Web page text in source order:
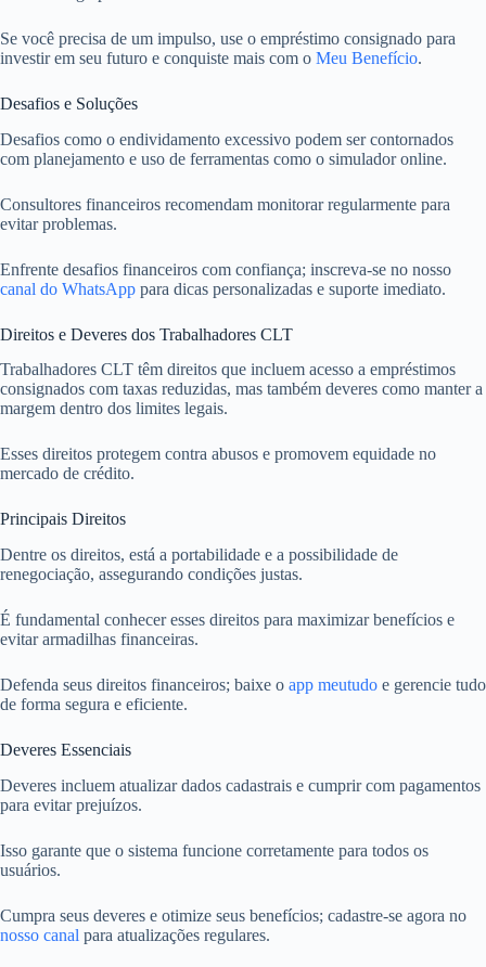
Se você precisa de um impulso, use o empréstimo consignado para
investir em seu futuro e conquiste mais com o Meu Benefício.
Desafios e Soluções
Desafios como o endividamento excessivo podem ser contornados
com planejamento e uso de ferramentas como o simulador online.
Consultores financeiros recomendam monitorar regularmente para
evitar problemas.
Enfrente desafios financeiros com confiança; inscreva-se no nosso
canal do WhatsApp para dicas personalizadas e suporte imediato.
Direitos e Deveres dos Trabalhadores CLT
Trabalhadores CLT têm direitos que incluem acesso a empréstimos
consignados com taxas reduzidas, mas também deveres como manter a
margem dentro dos limites legais.
Esses direitos protegem contra abusos e promovem equidade no
mercado de crédito.
Principais Direitos
Dentre os direitos, está a portabilidade e a possibilidade de
renegociação, assegurando condições justas.
É fundamental conhecer esses direitos para maximizar benefícios e
evitar armadilhas financeiras.
Defenda seus direitos financeiros; baixe o app meutudo e gerencie tudo
de forma segura e eficiente.
Deveres Essenciais
Deveres incluem atualizar dados cadastrais e cumprir com pagamentos
para evitar prejuízos.
Isso garante que o sistema funcione corretamente para todos os
usuários.
Cumpra seus deveres e otimize seus benefícios; cadastre-se agora no
nosso canal para atualizações regulares.